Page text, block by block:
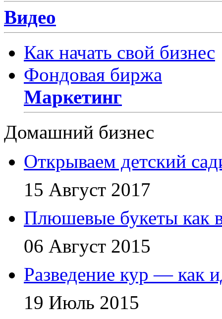
Видео
Как начать свой бизнес
Фондовая биржа
Маркетинг
Домашний бизнес
Открываем детский
15 Август 2017
Плюшевые букеты как
06 Август 2015
Разведение кур — как
19 Июль 2015